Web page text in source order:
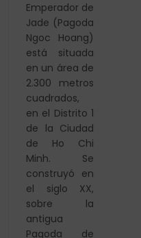
Emperador de
Jade (Pagoda
Ngoc Hoang)
está situada
en un área de
2.300 metros
cuadrados,
en el Distrito 1
de la Ciudad
de Ho Chi
Minh. Se
construyó en
el siglo XX,
sobre la
antigua
Pagoda de